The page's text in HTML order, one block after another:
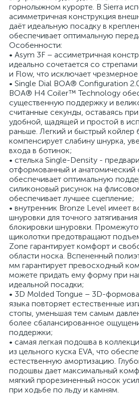
горнолыжном курорте. В Sierra
асимметричная конструкция
даёт идеальную посадку в
обеспечивает оптимальную
Особенности:
• Asym 3F – ассиметричная
идеально сочетается со
и Flow, что исключает
• Single Dial BOA® Configuration
BOA® H4 Coiler™ Technology
существенную поддержку и
считанные секунды, оставаясь
удобной, щадящей и простой в
раньше. Легкий и быстрый койлер
компенсирует слабину шнурка,
входа в ботинок;
• стелька Single-Density -
отформованный и анатомический
обеспечивает оптимальную
силиконовый рисунок на
обеспечивает лучшее сцепление;
• внутренник Bronze Level имеет
шнуровки для точного
блокировки шнуровки.
щиколотки предотвращают
Zone гарантирует комфорт и
области носка. Вспененный
мм гарантирует превосходный
можете придать ему форму при
идеальной посадки;
• 3D Molded Tongue – 3D-
языка повторяет естественные
стопы, уменьшая тем самым
более сбалансированное
поддержки;
• самая легкая подошва в
из цельного куска EVA, что
естественную амортизацию.
подошвы дает максимальный
мягкий прорезиненный носок
при ходьбе по льду и камням.